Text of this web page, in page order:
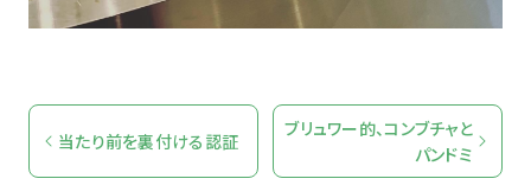
当たり前を裏付ける認証
ブリュワー的、コンブチャと
パンドミ